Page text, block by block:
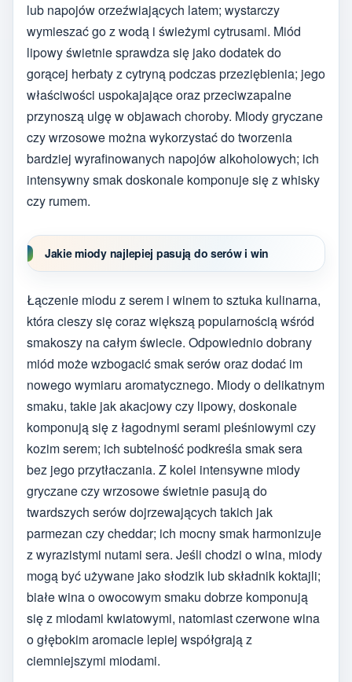
lub napojów orzeźwiających latem; wystarczy
wymieszać go z wodą i świeżymi cytrusami. Miód
lipowy świetnie sprawdza się jako dodatek do
gorącej herbaty z cytryną podczas przeziębienia; jego
właściwości uspokajające oraz przeciwzapalne
przynoszą ulgę w objawach choroby. Miody gryczane
czy wrzosowe można wykorzystać do tworzenia
bardziej wyrafinowanych napojów alkoholowych; ich
intensywny smak doskonale komponuje się z whisky
czy rumem.
Jakie miody najlepiej pasują do serów i win
Łączenie miodu z serem i winem to sztuka kulinarna,
która cieszy się coraz większą popularnością wśród
smakoszy na całym świecie. Odpowiednio dobrany
miód może wzbogacić smak serów oraz dodać im
nowego wymiaru aromatycznego. Miody o delikatnym
smaku, takie jak akacjowy czy lipowy, doskonale
komponują się z łagodnymi serami pleśniowymi czy
kozim serem; ich subtelność podkreśla smak sera
bez jego przytłaczania. Z kolei intensywne miody
gryczane czy wrzosowe świetnie pasują do
twardszych serów dojrzewających takich jak
parmezan czy cheddar; ich mocny smak harmonizuje
z wyrazistymi nutami sera. Jeśli chodzi o wina, miody
mogą być używane jako słodzik lub składnik koktajli;
białe wina o owocowym smaku dobrze komponują
się z miodami kwiatowymi, natomiast czerwone wina
o głębokim aromacie lepiej współgrają z
ciemniejszymi miodami.